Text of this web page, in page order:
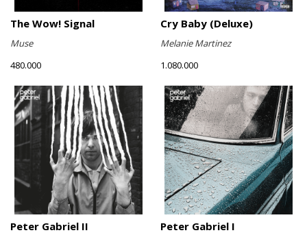
The Wow! Signal
Muse
480.000
Cry Baby (Deluxe)
Melanie Martinez
1.080.000
Peter Gabriel II Peter Gabriel I